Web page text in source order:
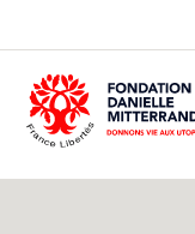
MAIN
CONTENT